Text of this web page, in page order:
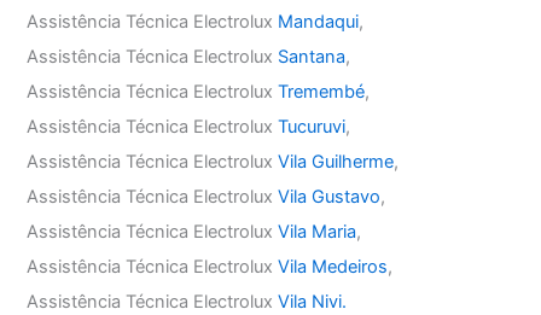
Assistência Técnica Electrolux Mandaqui,
Assistência Técnica Electrolux Santana,
Assistência Técnica ElectroluxTremembé,
Assistência Técnica ElectroluxTucuruvi,
Assistência Técnica ElectroluxVila Guilherme,
Assistência Técnica ElectroluxVila Gustavo,
Assistência Técnica ElectroluxVila Maria,
Assistência Técnica ElectroluxVila Medeiros,
Assistência Técnica ElectroluxVila Nivi.